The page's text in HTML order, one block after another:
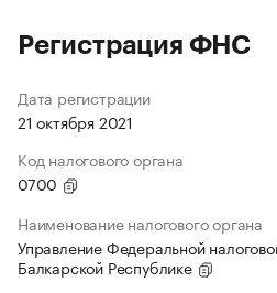
Регистрация ФНС
Дата регистрации
21 октября 2021
Код налогового органа
0700
Наименование налогового органа
Управление Федеральной
Балкарской Республике